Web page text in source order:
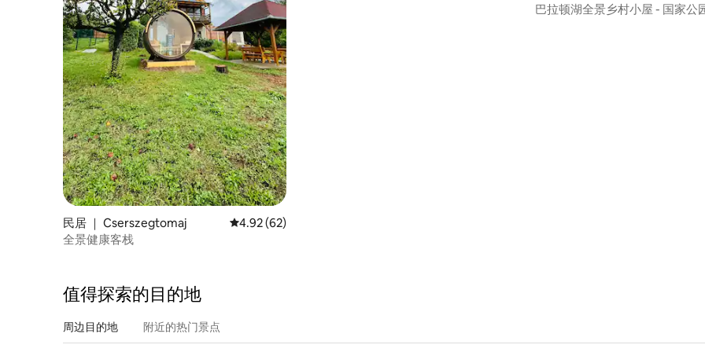
民居 ｜ Cserszegtomaj 平均评分 4.92 分（满分 5 分），共 62 条评价
4.92 (62)
全景健康客栈
巴拉顿湖全景乡村小屋 - 国家公
值得探索的目的地
周边目的地 附近的热门景点